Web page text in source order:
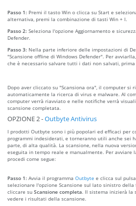
Passo 1: Premi il tasto Win o clicca su Start e
alternativa, premi la combinazione di tasti Win + I.
Passo 2: Seleziona l'opzione Aggiornamento e
Defender.
Passo 3: Nella parte inferiore delle impostazioni di
"Scansione offline di Windows Defender". Per
che è necessario salvare tutti i dati non salvati, prima
Dopo aver cliccato su "Scansiona ora", il computer si
automaticamente la ricerca di virus e malware. Al
computer verrà riavviato e nelle notifiche verrà
scansione completata.
OPZIONE 2 -Outbyte Antivirus
I prodotti Outbyte sono i più popolari ed efficaci per
programmi indesiderati, e torneranno utili anche sei
parte, di alta qualità. La scansione, nella nuova
eseguita in tempo reale e manualmente. Per avviare
procedi come segue:
Passo 1: Avvia il programma Outbyte e clicca sul
selezionare l'opzione Scansione sul lato sinistro
cliccare su Scansione completa. Il sistema inizierà la
vedere i risultati della scansione.